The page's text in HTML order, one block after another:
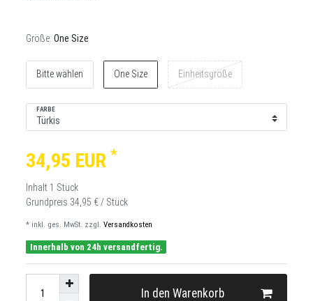
Größe: One Size
Bitte wählen One Size Einheitsgröße
FARBE
34,95 EUR *
Inhalt 1 Stück
Grundpreis 34,95 € / Stück
* inkl. ges. MwSt. zzgl. Versandkosten
Innerhalb von 24h versandfertig.
In den Warenkorb